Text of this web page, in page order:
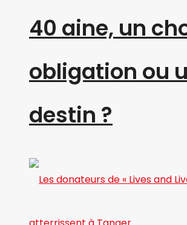
40 aine, un
obligation ou
destin ?